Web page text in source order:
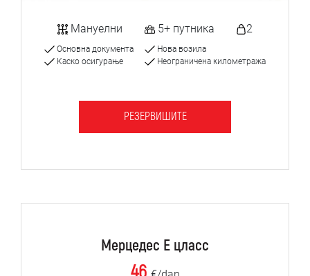
Мануелни 5+ путника 2
Основна документа
Каско осигурање
Нова возила
Неограничена километража
РЕЗЕРВИШИТЕ
Мерцедес Е цласс